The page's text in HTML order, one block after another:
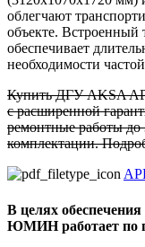
облегчают
объекте. Встроенный
обеспечивает
необходимости
Купить ДГУ AKSA
с расширенной
ремонтные работы
комплектации.
В целях обеспечения
ЮМИН работает по